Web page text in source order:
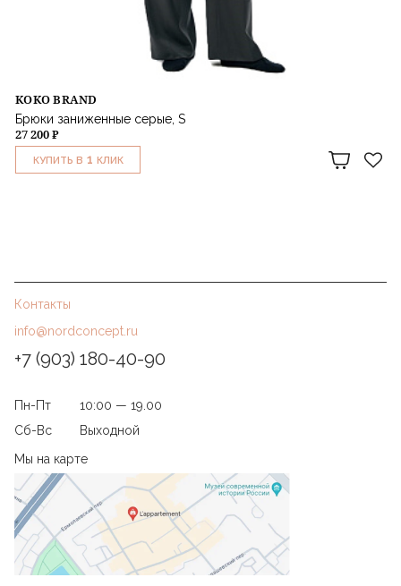
KOKO BRAND
Брюки заниженные серые, S
27 200 ₽
КУПИТЬ В 1 КЛИК
Контакты
info@nordconcept.ru
+7 (903) 180-40-90
Пн-Пт
10:00 — 19.00
Сб-Вс
Выходной
Мы на карте